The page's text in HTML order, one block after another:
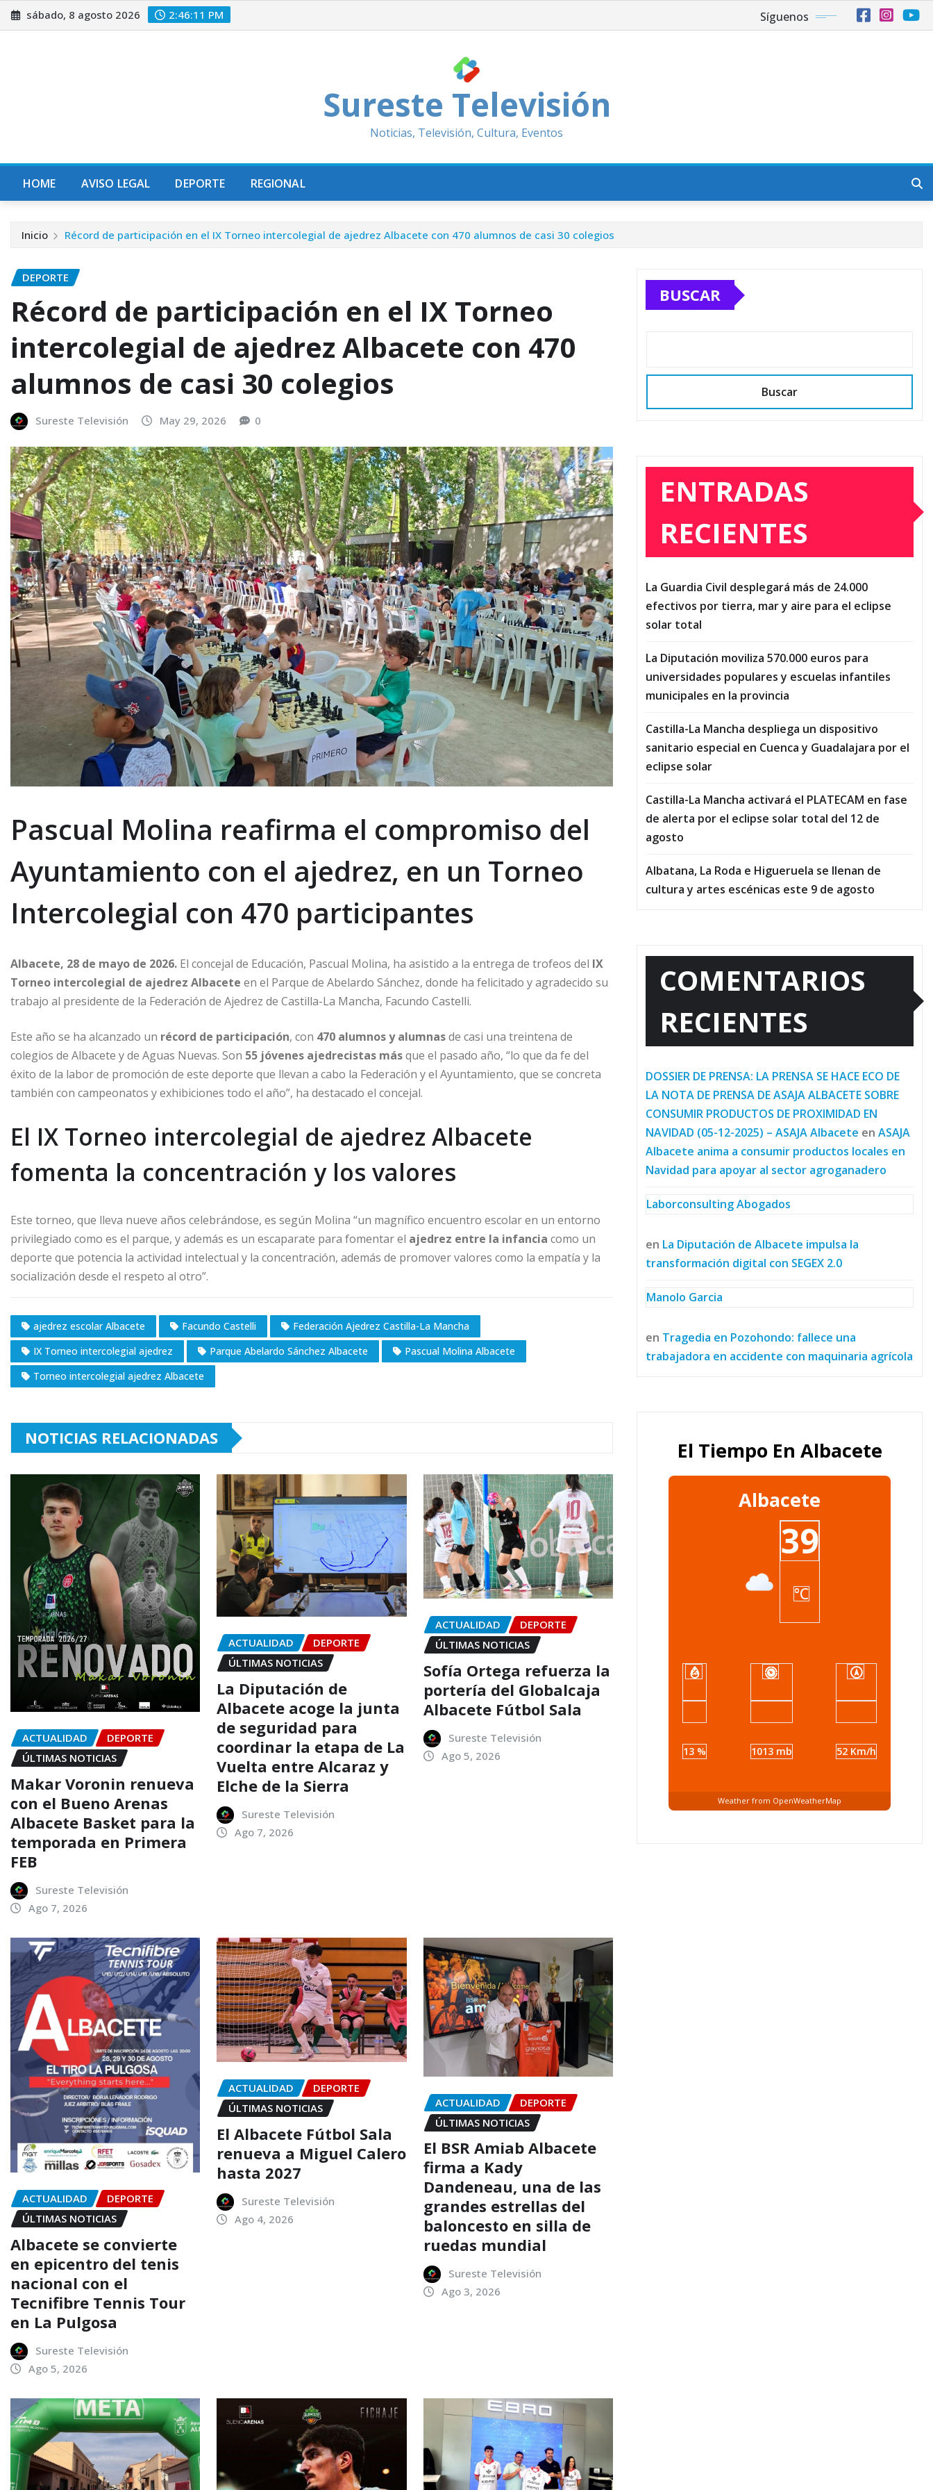
Saltar
al
sábado, 8 agosto 2026 2:46:12 PM Síguenos
Sureste Televisión
Noticias, Televisión, Cultura, Eventos
HOME AVISO LEGAL DEPORTE REGIONAL
Inicio Récord de participación en el IX Torneo intercolegial de ajedrez Albacete con 470 alumnos de casi 30 colegios
DEPORTE
Récord de participación en el IX Torneo
intercolegial de ajedrez Albacete con 470
alumnos de casi 30 colegios
Sureste Televisión May 29, 2026 0
Pascual Molina reafirma el compromiso del
Ayuntamiento con el ajedrez, en un Torneo
Intercolegial con 470 participantes
Albacete, 28 de mayo de 2026. El concejal de Educación, Pascual Molina, ha asistido a la entrega de trofeos del IX
Torneo intercolegial de ajedrez Albacete en el Parque de Abelardo Sánchez, donde ha felicitado y agradecido su
trabajo al presidente de la Federación de Ajedrez de Castilla-La Mancha, Facundo Castelli.
Este año se ha alcanzado un récord de participación, con 470 alumnos y alumnasde casi una treintena de
colegios de Albacete y de Aguas Nuevas. Son 55 jóvenes ajedrecistas másque el pasado año, “lo que da fe del
éxito de la labor de promoción de este deporte que llevan a cabo la Federación y el Ayuntamiento, que se concreta
también con campeonatos y exhibiciones todo el año”, ha destacado el concejal.
El IX Torneo intercolegial de ajedrez Albacete
fomenta la concentración y los valores
Este torneo, que lleva nueve años celebrándose, es según Molina “un magnífico encuentro escolar en un entorno
privilegiado como es el parque, y además es un escaparate para fomentar el ajedrez entre la infancia como un
deporte que potencia la actividad intelectual y la concentración, además de promover valores como la empatía y la
socialización desde el respeto al otro”.
ajedrez escolar Albacete Facundo Castelli
Federación Ajedrez Castilla-La Mancha
IX Torneo intercolegial ajedrez
Parque Abelardo Sánchez Albacete
Pascual Molina Albacete
Torneo intercolegial ajedrez Albacete
NOTICIAS RELACIONADAS
ACTUALIDAD
DEPORTE
ÚLTIMAS NOTICIAS
Makar Voronin renueva
con el Bueno Arenas
Albacete Basket para la
temporada en Primera
FEB
Sureste Televisión
Ago 7, 2026
ACTUALIDAD
DEPORTE
ÚLTIMAS NOTICIAS
La Diputación de
Albacete acoge la junta
de seguridad para
coordinar la etapa de La
Vuelta entre Alcaraz y
Elche de la Sierra
Sureste Televisión
Ago 7, 2026
ACTUALIDAD
DEPORTE
ÚLTIMAS NOTICIAS
Sofía Ortega refuerza la
portería del Globalcaja
Albacete Fútbol Sala
Sureste Televisión
Ago 5, 2026
ACTUALIDAD
DEPORTE
ÚLTIMAS NOTICIAS
Albacete se convierte
en epicentro del tenis
nacional con el
Tecnifibre Tennis Tour
en La Pulgosa
Sureste Televisión
Ago 5, 2026
ACTUALIDAD
DEPORTE
ÚLTIMAS NOTICIAS
El Albacete Fútbol Sala
renueva a Miguel Calero
hasta 2027
Sureste Televisión
Ago 4, 2026
ACTUALIDAD
DEPORTE
ÚLTIMAS NOTICIAS
El BSR Amiab Albacete
firma a Kady
Dandeneau, una de las
grandes estrellas del
baloncesto en silla de
ruedas mundial
Sureste Televisión
Ago 3, 2026
BUSCAR
Buscar
ENTRADAS
RECIENTES
La Guardia Civil desplegará más de 24.000
efectivos por tierra, mar y aire para el eclipse
solar total
La Diputación moviliza 570.000 euros para
universidades populares y escuelas infantiles
municipales en la provincia
Castilla-La Mancha despliega un dispositivo
sanitario especial en Cuenca y Guadalajara por el
eclipse solar
Castilla-La Mancha activará el PLATECAM en fase
de alerta por el eclipse solar total del 12 de
agosto
Albatana, La Roda e Higueruela se llenan de
cultura y artes escénicas este 9 de agosto
COMENTARIOS
RECIENTES
DOSSIER DE PRENSA: LA PRENSA SE HACE ECO DE
LA NOTA DE PRENSA DE ASAJA ALBACETE SOBRE
CONSUMIR PRODUCTOS DE PROXIMIDAD EN
NAVIDAD (05-12-2025) – ASAJA Albacete en ASAJA
Albacete anima a consumir productos locales en
Navidad para apoyar al sector agroganadero
Laborconsulting Abogados
en La Diputación de Albacete impulsa la
transformación digital con SEGEX 2.0
Manolo Garcia
en Tragedia en Pozohondo: fallece una
trabajadora en accidente con maquinaria agrícola
El Tiempo En Albacete
Albacete
39
°C
13 % 1013 mb 52 Km/h
Weather from OpenWeatherMap